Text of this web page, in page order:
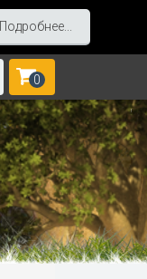
Подробнее...
0